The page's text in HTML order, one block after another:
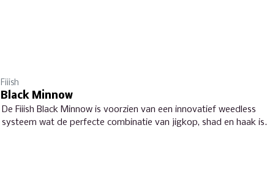
Fiiish
Black Minnow
De Fiiish Black Minnow is voorzien van een innovatief weedless
systeem wat de perfecte combinatie van jigkop, shad en haak is.